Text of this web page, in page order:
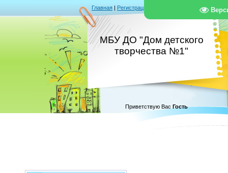
Главная | Регистрация
МБУ ДО "Дом детского
творчества №1"
Приветствую Вас Гость